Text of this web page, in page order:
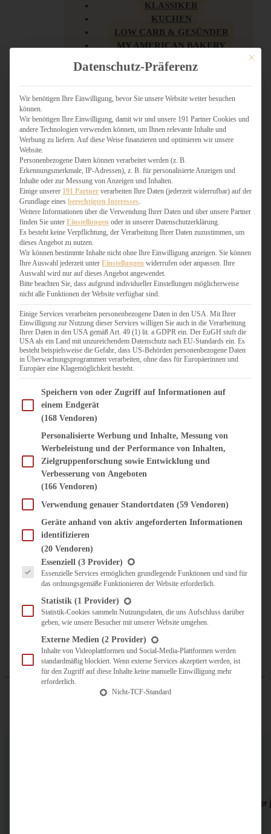
KLASSIKER
KUCHEN
LOW CARB & GESÜNDER
MY AMERICAN BAKERY
SCHOKOLADIGES
SÜSSES HAUPTGERICHT
SÜSSES KLEINGEBÄCK
VEGAN SÜSS
WEIHNACHTSBÄCKEREI
HERZHAFT
BEILAGEN & GEMÜSE
BURGER & SANDWICHES
FIX AUF DEM TISCH
FLEISCH & FISCH
GRILLEN / BARBECUE
HERZHAFTES BACKEN
ONE-POT-GERICHTE
PASTA & NUDELGERICHTE
PIZZA, TARTES & QUICHES
REIS & RISOTTO
SALATE & SNACKS
SUPPENKASPEREIEN
VEGAN HERZHAFT
VEGETARISCHES
VORSPEISEN
BRUNCH & FRÜHSTÜCK
DIPS, SAUCEN, CHUTNEYS
KINDER-LIEBLINGSESSEN
KÜCHENGESCHENKE
TARTES UND PIES
UNTERWEGS
KULINARISCH UNTERWEGS
ÜBER MICH
ZUSAMMENARBEIT
Suche
Mit Klick auf die Buttons werden unten nur die Rezepte aus
Mit
Datenschutz-Präferenz
Wir benötigen Ihre Einwilligung, bevor Sie unsere Website weiter besuchen
können.
Wir benötigen Ihre Einwilligung, damit wir und unsere 191 Partner Cookies und
andere Technologien verwenden können, um Ihnen relevante Inhalte und
Werbung zu liefern. Auf diese Weise finanzieren und optimieren wir unsere
Website.
Personenbezogene Daten können verarbeitet werden (z. B.
Erkennungsmerkmale, IP-Adressen), z. B. für personalisierte Anzeigen und
Inhalte oder zur Messung von Anzeigen und Inhalten.
Einige unserer 191 Partner verarbeiten Ihre Daten (jederzeit widerrufbar) auf der
Grundlage eines berechtigten Interesses
Weitere Informationen über die Verwendung Ihrer Daten und über unsere Partner
finden Sie unter Einstellungen oder in unserer Datenschutzerklärung.
Es besteht keine Verpflichtung, der Verarbeitung Ihrer Daten zuzustimmen, um
dieses Angebot zu nutzen.
Wir können bestimmte Inhalte nicht ohne Ihre Einwilligung anzeigen. Sie können
Ihre Auswahl jederzeit unter Einstellungen widerrufen oder anpassen. Ihre
Auswahl wird nur auf dieses Angebot angewendet.
Bitte beachten Sie, dass aufgrund individueller Einstellungen möglicherweise
nicht alle Funktionen der Website verfügbar sind.
Einige Services verarbeiten personenbezogene Daten in den USA. Mit Ihrer
Einwilligung zur Nutzung dieser Services willigen Sie auch in die Verarbeitung
Ihrer Daten in den USA gemäß Art. 49 (1) lit. a GDPR ein. Der EuGH stuft die
USA als ein Land mit unzureichendem Datenschutz nach EU-Standards ein. Es
besteht beispielsweise die Gefahr, dass US-Behörden personenbezogene Daten
in Überwachungsprogrammen verarbeiten, ohne dass für Europäerinnen und
Europäer eine Klagemöglichkeit besteht.
Im Folgenden finden Sie eine Liste der Zwecke des IAB Transparency and Consent
Speichern von oder Zugriff auf Informationen auf
einem Endgerät
(168 Vendoren)
Personalisierte Werbung und Inhalte, Messung von
Werbeleistung und der Performance von Inhalten,
Zielgruppenforschung sowie Entwicklung und
Verbesserung von Angeboten
(166 Vendoren)
Verwendung genauer Standortdaten (59 Vendoren)
Geräte anhand von aktiv angeforderten Informationen
identifizieren
(20 Vendoren)
Es folgt eine Liste der Service-Gruppen, für die eine Einwilligung erteilt werden
Essenziell (3 Provider)
Essenzielle Services ermöglichen grundlegende Funktionen und sind für
das ordnungsgemäße Funktionieren der Website erforderlich.
Statistik (1 Provider)
Statistik-Cookies sammeln Nutzungsdaten, die uns Aufschluss darüber
geben, wie unsere Besucher mit unserer Website umgehen.
Externe Medien (2 Provider)
Inhalte von Videoplattformen und Social-Media-Plattformen werden
standardmäßig blockiert. Wenn externe Services akzeptiert werden, ist
für den Zugriff auf diese Inhalte keine manuelle Einwilligung mehr
erforderlich.
Nicht-TCF-Standard